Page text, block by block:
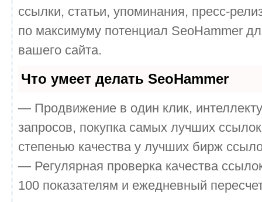
ссылки, статьи, упоминания, пресс-
по максимуму потенциал SeoHammer
вашего сайта.
Что умеет делать SeoHammer
— Продвижение в один клик,
запросов, покупка самых лучших
степенью качества у лучших бирж
— Регулярная проверка качества
100 показателям и ежедневный